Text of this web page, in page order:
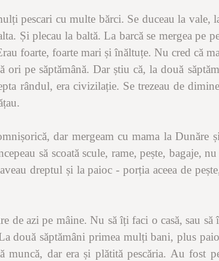
pescari cu multe bărci. Se duceau la vale,
Și plecau la baltă. La barcă se mergea pe
foarte, foarte mari și înăltuțe. Nu cred că
pe săptămână. Dar știu că, la două
rândul, era civizilație. Se trezeau de
dar mergeam cu mama la Dunăre
să scoată scule, rame, pește, bagaje,
dreptul și la paioc - porția aceea de
de azi pe mâine. Nu să îți faci o casă, sau
două săptămâni primea mulți bani, plus
dar era și plătită pescăria. Au fost